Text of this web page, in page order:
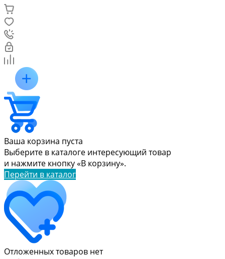
Ваша корзина пуста
Выберите в каталоге интересующий товар
и нажмите кнопку «В корзину».
Перейти в каталог
Отложенных товаров нет